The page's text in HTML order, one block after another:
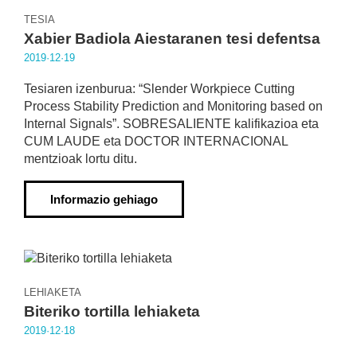
TESIA
Xabier Badiola Aiestaranen tesi defentsa
2019·12·19
Tesiaren izenburua: “Slender Workpiece Cutting
Process Stability Prediction and Monitoring based on
Internal Signals”. SOBRESALIENTE kalifikazioa eta
CUM LAUDE eta DOCTOR INTERNACIONAL
mentzioak lortu ditu.
Informazio gehiago
LEHIAKETA
Biteriko tortilla lehiaketa
2019·12·18